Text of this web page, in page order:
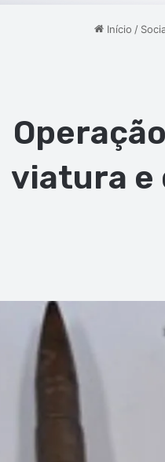
Início /
viatura e